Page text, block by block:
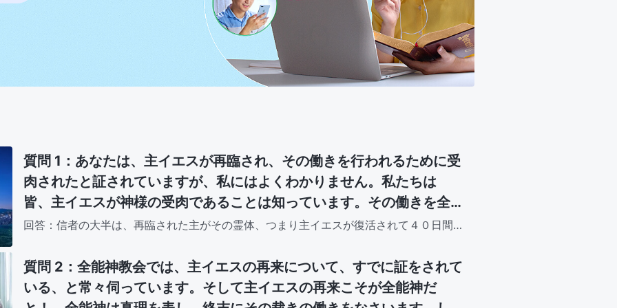
質問 1：あなたは、主イエスが再臨され、その働きを行われるために受
肉されたと証されていますが、私にはよくわかりません。私たちは
皆、主イエスが神様の受肉であることは知っています。その働きを全
うされ、十字架に磔にされ、蘇られ、すべての弟子達の前に現れら
「ガリラヤの人たちよ、なぜ天を仰いで立っているのか。あなたがた
を離れて天に上げられたこのイエスは、天に上って行かれるのをあな
回答：信者の大半は、再臨された主がその霊体、つまり主イエスが復活されて４０日間
かです。復活後の主イエスの霊体は見掛けは受肉と同じ姿で現れますが、物質界や空間
または場所に束縛されることはありません。自由に…
質問 2：全能神教会では、主イエスの再来について、すでに証をされて
いる、と常々伺っています。そして主イエスの再来こそが全能神だ